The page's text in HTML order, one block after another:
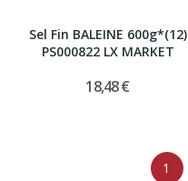
Sel Fin BALEINE 600g*(12)
PS000822 LX MARKET
18,48 €
1